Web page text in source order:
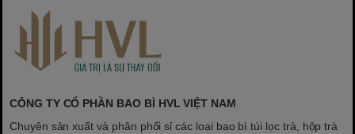
CÔNG TY CỔ PHẦN BAO BÌ HVL VIỆT NAM
Chuyên sản xuất và phân phối sỉ các loại bao bì túi lọc trà, hộp trà